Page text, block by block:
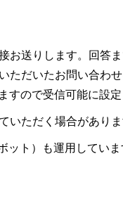
お送りします。回答
ただいたお問い合わ
すので受信可能に設定
いただく場合があり
ト）も運用していま